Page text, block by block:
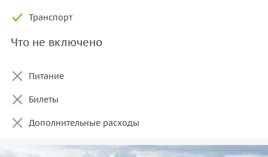
Транспорт
Что не включено
Питание
Билеты
Дополнительные расходы